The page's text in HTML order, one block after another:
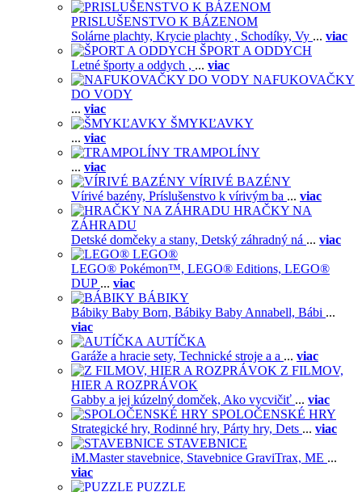
PRISLUŠENSTVO K BÁZENOM
Solárne plachty, Krycie plachty , Schodíky, Vy ... viac
ŠPORT A ODDYCH
Letné športy a oddych , ... viac
NAFUKOVAČKY
DO VODY
... viac
ŠMYKĽAVKY
... viac
TRAMPOLÍNY
... viac
VÍRIVÉ BAZÉNY
Vírivé bazény, Príslušenstvo k vírivým ba ... viac
HRAČKY NA
ZÁHRADU
Detské domčeky a stany, Detský záhradný ná ... viac
LEGO®
LEGO® Pokémon™, LEGO® Editions, LEGO®
DUP ... viac
BÁBIKY
Bábiky Baby Born, Bábiky Baby Annabell, Bábi ...
viac
AUTÍČKA
Garáže a hracie sety, Technické stroje a a ... viac
Z FILMOV,
HIER A ROZPRÁVOK
Gabby a jej kúzelný domček, Ako vycvičiť ... viac
SPOLOČENSKÉ HRY
Strategické hry, Rodinné hry, Párty hry, Dets ... viac
STAVEBNICE
iM.Master stavebnice, Stavebnice GraviTrax, ME ...
viac
PUZZLE